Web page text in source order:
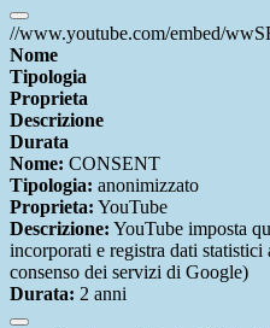
//www.youtube.com/embed/
Nome
Tipologia
Proprieta
Descrizione
Durata
Nome: CONSENT
Tipologia: anonimizzato
Proprieta: YouTube
Descrizione: YouTube imposta
incorporati e registra dati
consenso dei servizi di Google)
Durata: 2 anni